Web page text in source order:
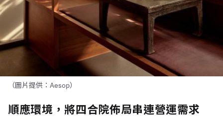
（圖片提供：Aesop）
順應環境，將四合院佈局串連營運需求